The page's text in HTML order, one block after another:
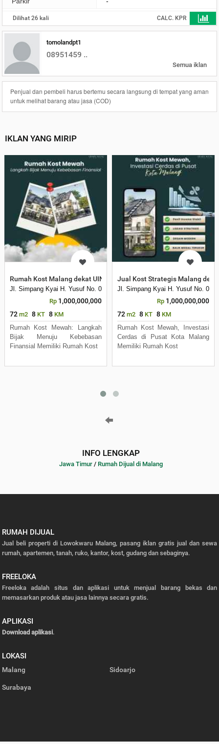
Dilihat 26 kali CALC. KPR
tomolandpt1
08951459 ..
Semua iklan
Penjual dan pembeli harus bertemu secara langsung di tempat yang aman
untuk melihat barang atau jasa (COD)
IKLAN YANG MIRIP
Rumah Kost Malang dekat UIN Maliki, Akses Mudah Ramai
Jl. Simpang Kyai H. Yusuf No. 08 D, Tasikmadu, Kec Lowokwaru, Kota
Rp 1,000,000,000
72 m2 8 KT 8 KM
Rumah Kost Mewah: Langkah
Bijak Menuju Kebebasan
Finansial Memiliki Rumah Kost
Jual Kost Strategis Malang
Jl. Simpang Kyai H. Yusuf No. 08
Rp 1,000,000,000
72 m2 8 KT 8 KM
Rumah Kost Mewah, Investasi
Cerdas di Pusat Kota Malang
Memiliki Rumah Kost
INFO LENGKAP
Jawa Timur / Rumah Dijual di Malang
RUMAH DIJUAL
Jual beli properti di Lowokwaru Malang, pasang iklan gratis jual dan sewa
rumah, apartemen, tanah, ruko, kantor, kost, gudang dan sebaginya.
FREELOKA
Freeloka adalah situs dan aplikasi untuk menjual barang bekas dan
memasarkan produk atau jasa lainnya secara gratis.
APLIKASI
Download aplikasi.
LOKASI
Malang Sidoarjo
Surabaya